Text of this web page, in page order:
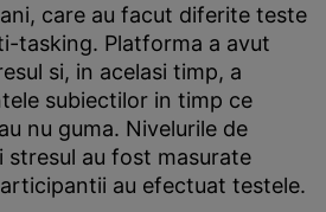
care au facut diferite teste
tasking. Platforma a avut
si, in acelasi timp, a
subiectilor in timp ce
nu guma. Nivelurile de
stresul au fost masurate
au efectuat testele.